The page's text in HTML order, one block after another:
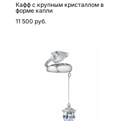
Кафф с крупным кристаллом в
форме капли
11 500 pуб.